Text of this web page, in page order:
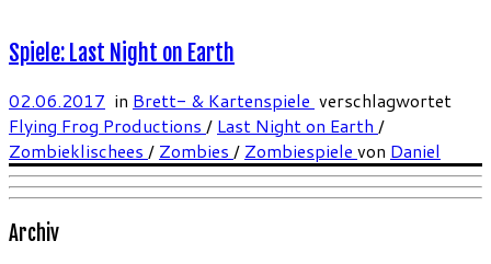
Spiele: Last Night on Earth
02.06.2017 in Brett- & Kartenspiele verschlagwortet
Flying Frog Productions / Last Night on Earth /
Zombieklischees / Zombies / Zombiespiele von Daniel
Archiv